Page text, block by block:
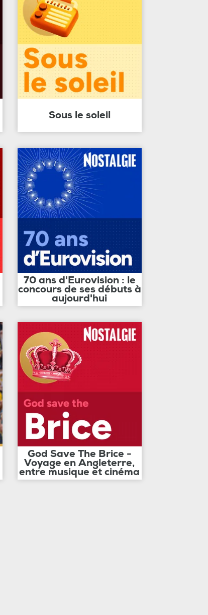
Sous le soleil
70 ans d'Eurovision : le
concours de ses débuts à
aujourd'hui
God Save The Brice -
Voyage en Angleterre,
entre musique et cinéma